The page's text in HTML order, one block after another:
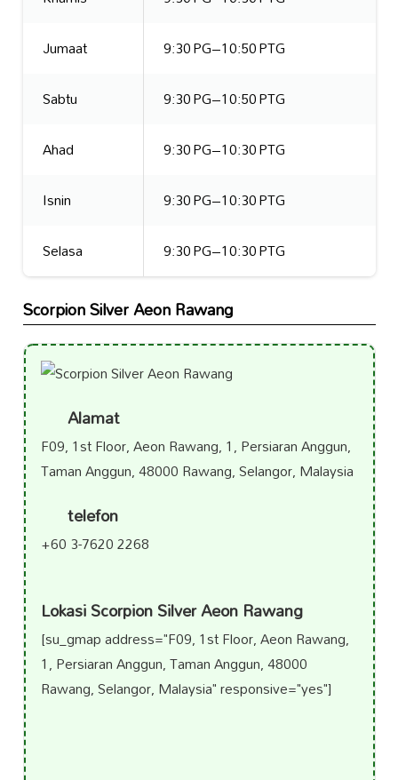
Jumaat
9:30 PG–10:50 PTG
Sabtu
9:30 PG–10:50 PTG
Ahad
9:30 PG–10:30 PTG
Isnin
9:30 PG–10:30 PTG
Selasa
9:30 PG–10:30 PTG
Scorpion Silver Aeon Rawang
Alamat
F09, 1st Floor, Aeon Rawang, 1, Persiaran Anggun,
Taman Anggun, 48000 Rawang, Selangor, Malaysia
telefon
+60 3-7620 2268
Lokasi Scorpion Silver Aeon Rawang
[su_gmap address="F09, 1st Floor, Aeon Rawang,
1, Persiaran Anggun, Taman Anggun, 48000
Rawang, Selangor, Malaysia" responsive="yes"]